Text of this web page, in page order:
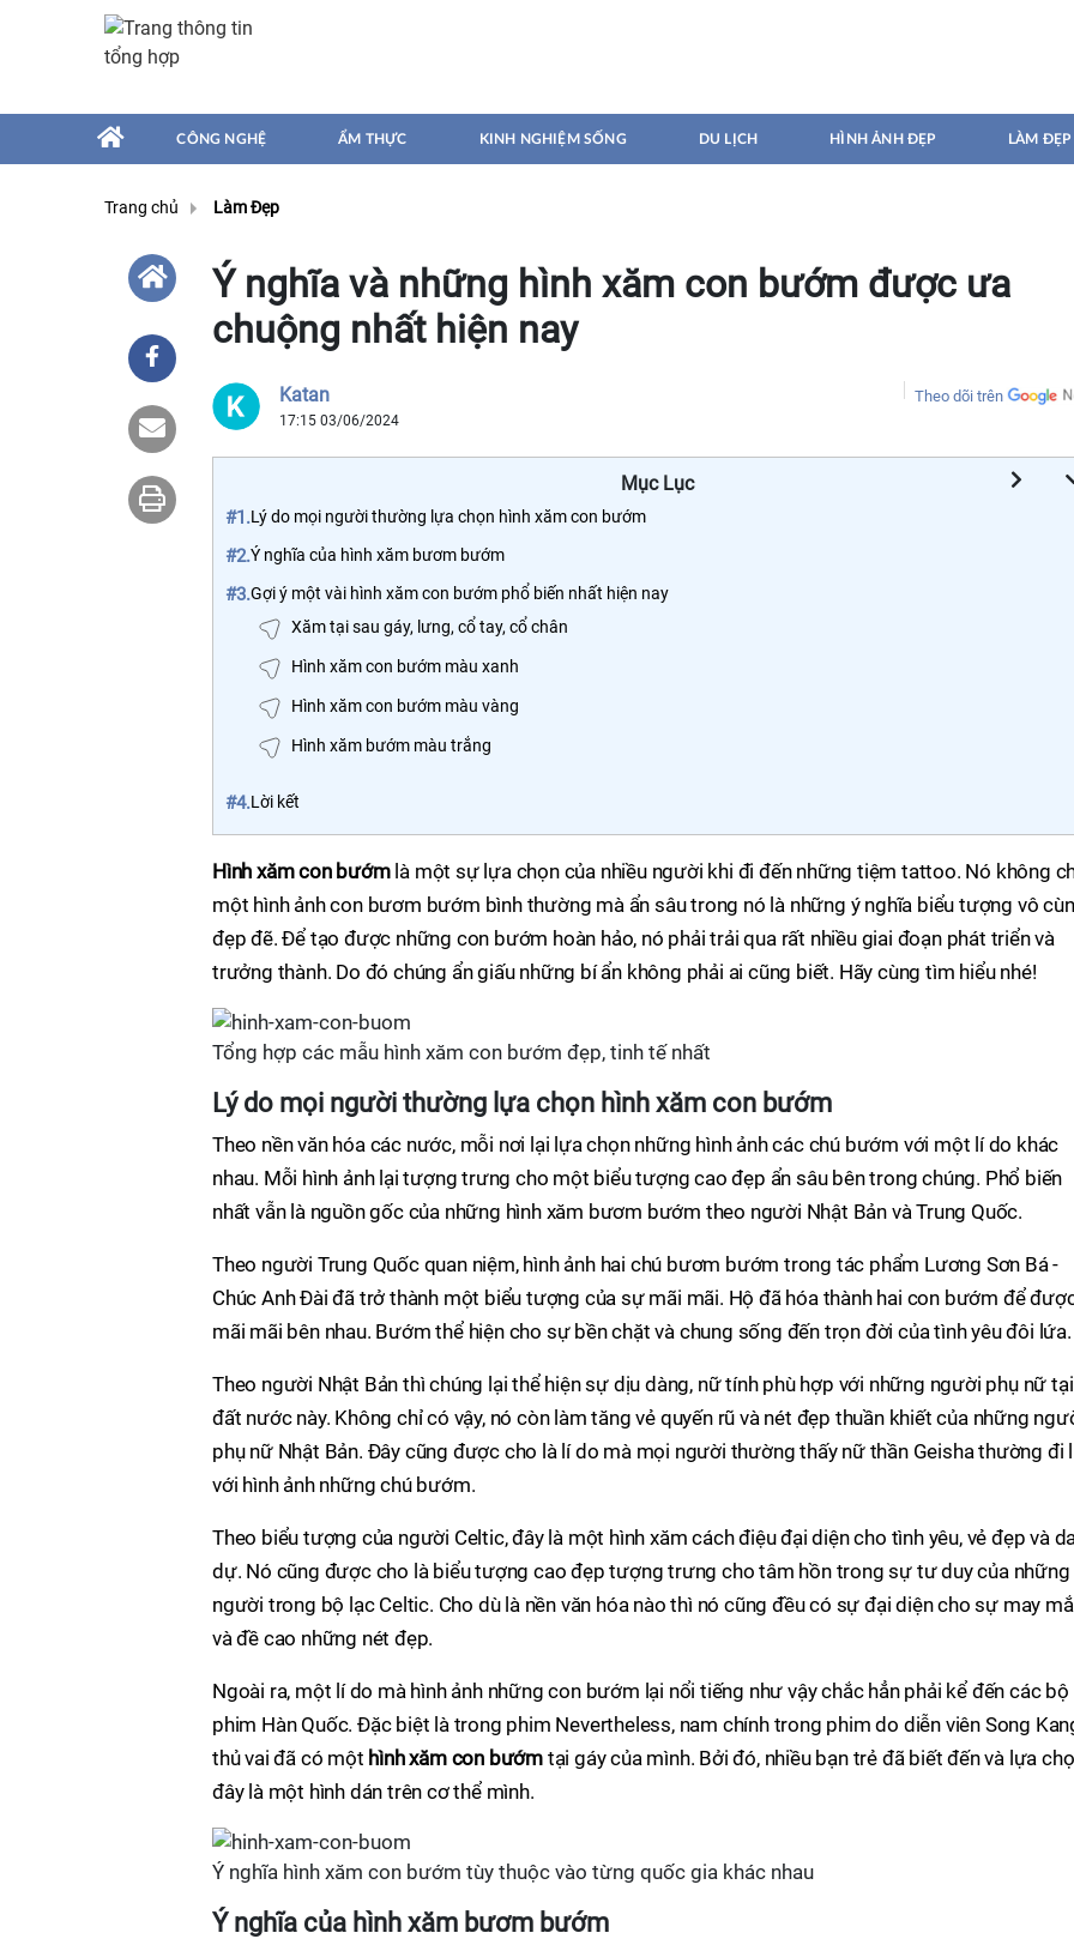
CÔNG NGHỆ ẨM THỰC KINH NGHIỆM SỐNG DU LỊCH HÌNH ẢNH ĐẸP LÀM ĐẸP
Trang chủ Làm Đẹp
Ý nghĩa và những hình xăm con bướm được ưa
chuộng nhất hiện nay
Katan
17:15 03/06/2024
Theo dõi trên
Mục Lục
#1.Lý do mọi người thường lựa chọn hình xăm con bướm
#2.Ý nghĩa của hình xăm bươm bướm
#3.Gợi ý một vài hình xăm con bướm phổ biến nhất hiện nay
Xăm tại sau gáy, lưng, cổ tay, cổ chân
Hình xăm con bướm màu xanh
Hình xăm con bướm màu vàng
Hình xăm bướm màu trắng
#4.Lời kết
Hình xăm con bướmlà một sự lựa chọn của nhiều người khi đi đến những tiệm tattoo. Nó không
một hình ảnh con bươm bướm bình thường mà ẩn sâu trong nó là những ý nghĩa biểu tượng vô
đẹp đẽ. Để tạo được những con bướm hoàn hảo, nó phải trải qua rất nhiều giai đoạn phát triển và
trưởng thành. Do đó chúng ẩn giấu những bí ẩn không phải ai cũng biết. Hãy cùng tìm hiểu nhé!
Tổng hợp các mẫu hình xăm con bướm đẹp, tinh tế nhất
Lý do mọi người thường lựa chọn hình xăm con bướm
Theo nền văn hóa các nước, mỗi nơi lại lựa chọn những hình ảnh các chú bướm với một lí do khác
nhau. Mỗi hình ảnh lại tượng trưng cho một biểu tượng cao đẹp ẩn sâu bên trong chúng. Phổ biến
nhất vẫn là nguồn gốc của những hình xăm bươm bướm theo người Nhật Bản và Trung Quốc.
Theo người Trung Quốc quan niệm, hình ảnh hai chú bươm bướm trong tác phẩm Lương Sơn Bá -
Chúc Anh Đài đã trở thành một biểu tượng của sự mãi mãi. Hộ đã hóa thành hai con bướm để
mãi mãi bên nhau. Bướm thể hiện cho sự bền chặt và chung sống đến trọn đời của tình yêu đôi lứa.
Theo người Nhật Bản thì chúng lại thể hiện sự dịu dàng, nữ tính phù hợp với những người phụ nữ tại
đất nước này. Không chỉ có vậy, nó còn làm tăng vẻ quyến rũ và nét đẹp thuần khiết của những
phụ nữ Nhật Bản. Đây cũng được cho là lí do mà mọi người thường thấy nữ thần Geisha thường đi
với hình ảnh những chú bướm.
Theo biểu tượng của người Celtic, đây là một hình xăm cách điệu đại diện cho tình yêu, vẻ đẹp và
dự. Nó cũng được cho là biểu tượng cao đẹp tượng trưng cho tâm hồn trong sự tư duy của những
người trong bộ lạc Celtic. Cho dù là nền văn hóa nào thì nó cũng đều có sự đại diện cho sự may
và đề cao những nét đẹp.
Ngoài ra, một lí do mà hình ảnh những con bướm lại nổi tiếng như vậy chắc hẳn phải kể đến các bộ
phim Hàn Quốc. Đặc biệt là trong phim Nevertheless, nam chính trong phim do diễn viên Song
thủ vai đã có một hình xăm con bướm tại gáy của mình. Bởi đó, nhiều bạn trẻ đã biết đến và lựa
đây là một hình dán trên cơ thể mình.
Ý nghĩa hình xăm con bướm tùy thuộc vào từng quốc gia khác nhau
Ý nghĩa của hình xăm bươm bướm